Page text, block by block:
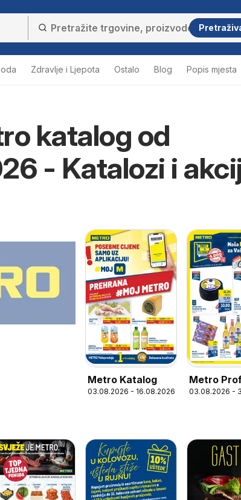
Zdravlje i Ljepota Ostalo Blog Popis mjesta
katalog od
- Katalozi i
Metro Katalog
03.08.2026 - 16.08.2026
Metro
03.08.2026 -